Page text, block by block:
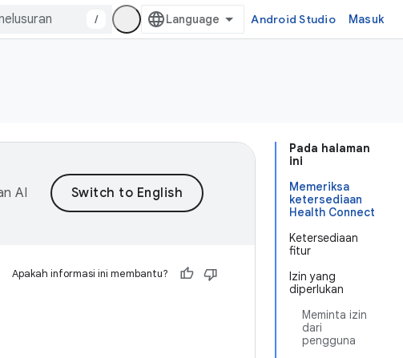
/ Android Studio Masuk
Pada halaman
ini
Memeriksa
ketersediaan
Health Connect
Ketersediaan
fitur
Izin yang
diperlukan
Meminta izin
dari
pengguna
AI
Apakah informasi ini membantu?